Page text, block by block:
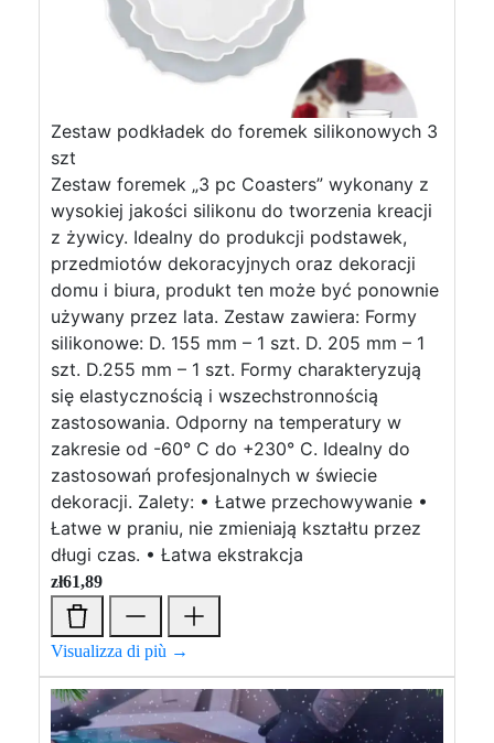
Zestaw podkładek do foremek silikonowych 3
szt
Zestaw foremek „3 pc Coasters” wykonany z
wysokiej jakości silikonu do tworzenia kreacji
z żywicy. Idealny do produkcji podstawek,
przedmiotów dekoracyjnych oraz dekoracji
domu i biura, produkt ten może być ponownie
używany przez lata. Zestaw zawiera: Formy
silikonowe: D. 155 mm – 1 szt. D. 205 mm – 1
szt. D.255 mm – 1 szt. Formy charakteryzują
się elastycznością i wszechstronnością
zastosowania. Odporny na temperatury w
zakresie od -60° C do +230° C. Idealny do
zastosowań profesjonalnych w świecie
dekoracji. Zalety: • Łatwe przechowywanie •
Łatwe w praniu, nie zmieniają kształtu przez
długi czas. • Łatwa ekstrakcja
zł61,89
Visualizza di più →